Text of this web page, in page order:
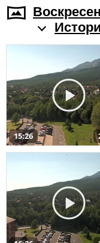
15:26